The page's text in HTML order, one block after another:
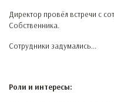
Директор провёл встречи с
Собственника.
Сотрудники задумались...
Роли и интересы: